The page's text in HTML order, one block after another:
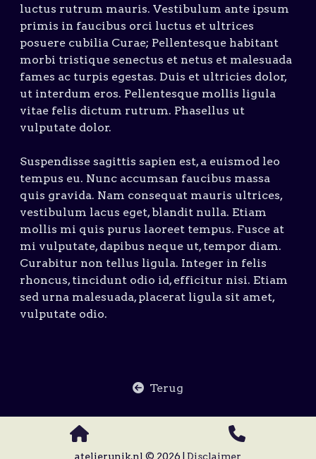
luctus rutrum mauris. Vestibulum ante ipsum
primis in faucibus orci luctus et ultrices
posuere cubilia Curae; Pellentesque habitant
morbi tristique senectus et netus et malesuada
fames ac turpis egestas. Duis et ultricies dolor,
ut interdum eros. Pellentesque mollis ligula
vitae felis dictum rutrum. Phasellus ut
vulputate dolor.
Suspendisse sagittis sapien est, a euismod leo
tempus eu. Nunc accumsan faucibus massa
quis gravida. Nam consequat mauris ultrices,
vestibulum lacus eget, blandit nulla. Etiam
mollis mi quis purus laoreet tempus. Fusce at
mi vulputate, dapibus neque ut, tempor diam.
Curabitur non tellus ligula. Integer in felis
rhoncus, tincidunt odio id, efficitur nisi. Etiam
sed urna malesuada, placerat ligula sit amet,
vulputate odio.
Terug
atelierunik.nl © 2026 | Disclaimer